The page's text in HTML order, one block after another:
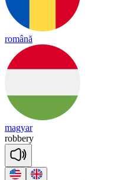
română
magyar
robbery